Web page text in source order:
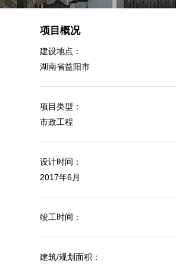
项目概况
建设地点：
湖南省益阳市
项目类型：
市政工程
设计时间：
2017年6月
竣工时间：
建筑/规划面积：